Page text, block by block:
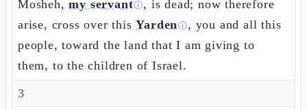
Mosheh,my servantⓘ, is dead; now therefore
arise, cross over thisYardenⓘ, you and all this
people, toward the land that I am giving to
them, to the children of Israel.
3